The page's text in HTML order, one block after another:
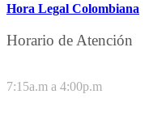
Hora Legal Colombiana
Horario de Atención
7:15a.m a 4:00p.m